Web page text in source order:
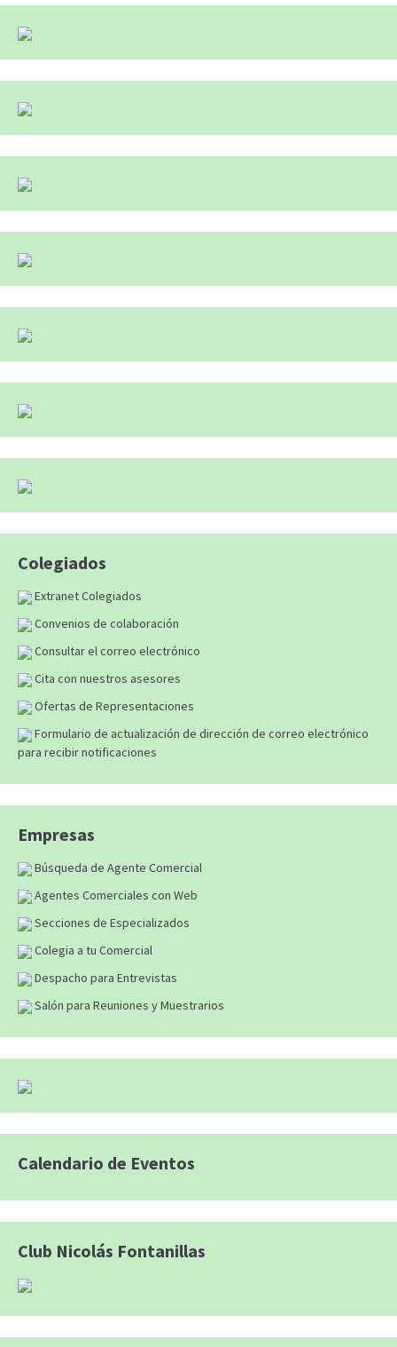
Colegiados
Extranet Colegiados
Convenios de colaboración
Consultar el correo electrónico
Cita con nuestros asesores
Ofertas de Representaciones
Formulario de actualización de dirección de correo electrónico
para recibir notificaciones
Empresas
Búsqueda de Agente Comercial
Agentes Comerciales con Web
Secciones de Especializados
Colegia a tu Comercial
Despacho para Entrevistas
Salón para Reuniones y Muestrarios
Calendario de Eventos
Club Nicolás Fontanillas